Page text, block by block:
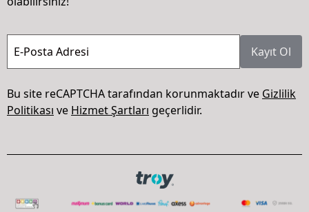
E-Posta Adresi Kayıt Ol
Bu site reCAPTCHA tarafından korunmaktadır ve Gizlilik
Politikası ve Hizmet Şartları geçerlidir.